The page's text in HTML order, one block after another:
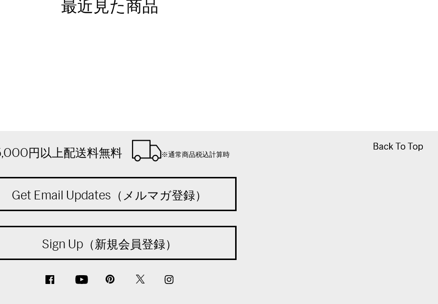
最近見た商品
Back To Top
Back To Top
円以上配送料無料 ※通常商品税込計算時
Get Email Updates（メルマガ登録）
Sign Up（新規会員登録）